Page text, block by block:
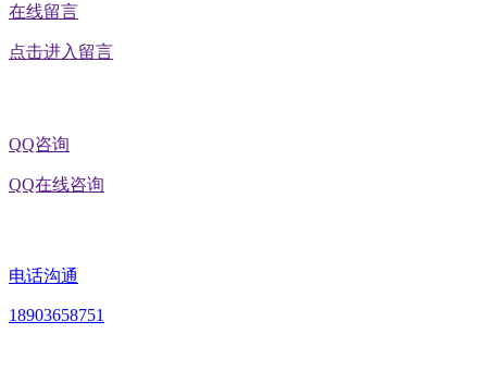
在线留言
点击进入留言
QQ咨询
QQ在线咨询
电话沟通
18903658751